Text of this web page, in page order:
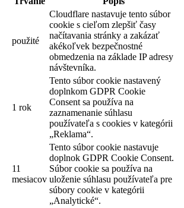
použité
Cloudflare nastavuje tento súbor
cookie s cieľom zlepšiť časy
načítavania stránky a zakázať
akékoľvek bezpečnostné
obmedzenia na základe IP adresy
návštevníka.
1 rok
Tento súbor cookie nastavený
doplnkom GDPR Cookie
Consent sa používa na
zaznamenanie súhlasu
používateľa s cookies v kategórii
„Reklama“.
11
mesiacov
Tento súbor cookie nastavuje
doplnok GDPR Cookie Consent.
Súbor cookie sa používa na
uloženie súhlasu používateľa pre
súbory cookie v kategórii
„Analytické“.